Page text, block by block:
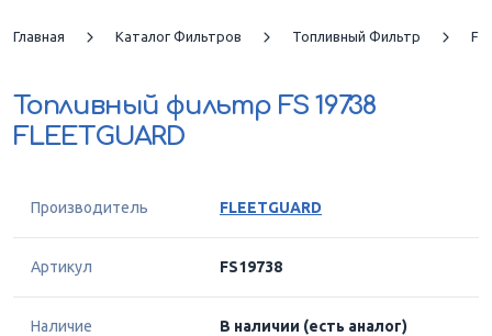
Главная Каталог Фильтров Топливный Фильтр
Топливный фильтр FS 19738
FLEETGUARD
Производитель FLEETGUARD
Артикул FS19738
Наличие В наличии (есть аналог)